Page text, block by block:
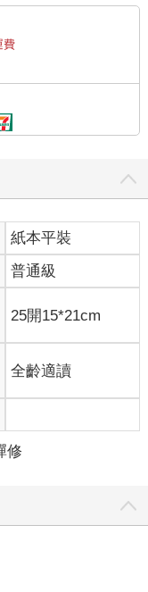
費
紙本平裝
普通級
25開15*21cm
全齡適讀
修